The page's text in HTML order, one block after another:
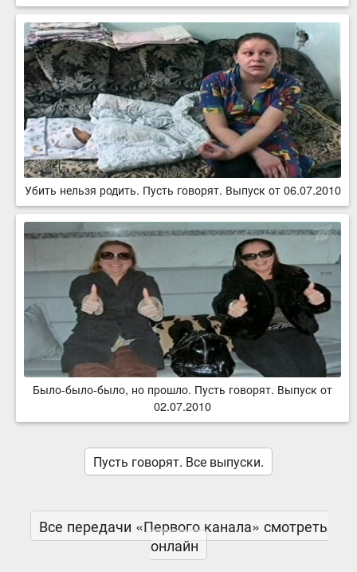
Убить нельзя родить. Пусть говорят. Выпуск от 06.07.2010
Было-было-было, но прошло. Пусть говорят. Выпуск от
02.07.2010
Пусть говорят. Все выпуски.
Все передачи «Первого канала» смотреть
онлайн